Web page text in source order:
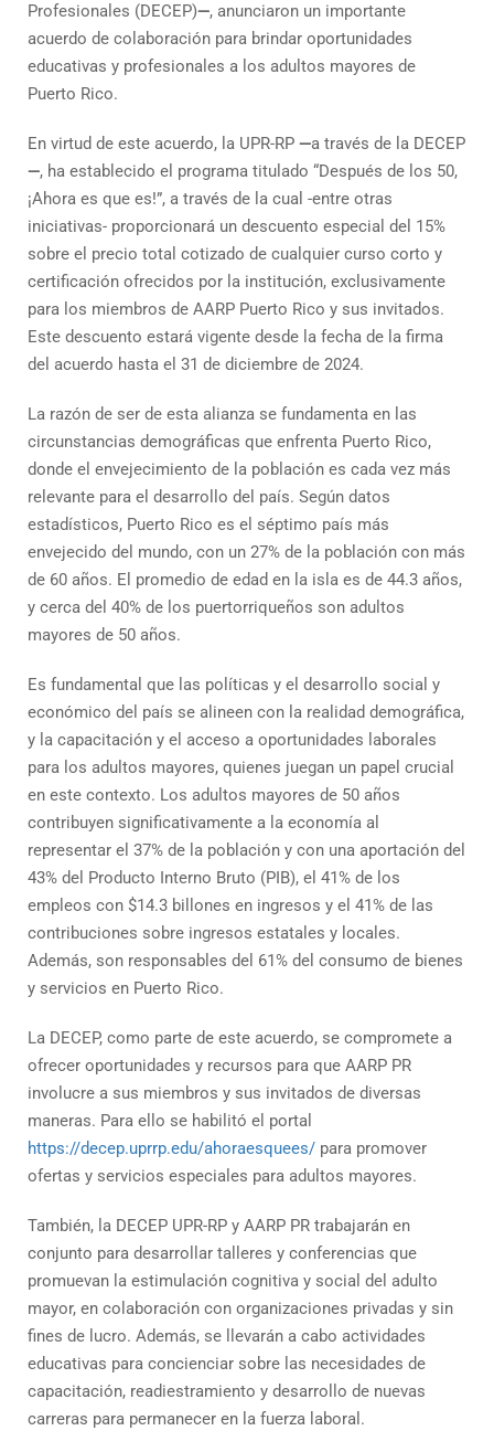
Profesionales (DECEP)—, anunciaron un importante
acuerdo de colaboración para brindar oportunidades
educativas y profesionales a los adultos mayores de
Puerto Rico.
En virtud de este acuerdo, la UPR-RP —a través de la DECEP
—, ha establecido el programa titulado “Después de los 50,
¡Ahora es que es!”, a través de la cual -entre otras
iniciativas- proporcionará un descuento especial del 15%
sobre el precio total cotizado de cualquier curso corto y
certificación ofrecidos por la institución, exclusivamente
para los miembros de AARP Puerto Rico y sus invitados.
Este descuento estará vigente desde la fecha de la firma
del acuerdo hasta el 31 de diciembre de 2024.
La razón de ser de esta alianza se fundamenta en las
circunstancias demográficas que enfrenta Puerto Rico,
donde el envejecimiento de la población es cada vez más
relevante para el desarrollo del país. Según datos
estadísticos, Puerto Rico es el séptimo país más
envejecido del mundo, con un 27% de la población con más
de 60 años. El promedio de edad en la isla es de 44.3 años,
y cerca del 40% de los puertorriqueños son adultos
mayores de 50 años.
Es fundamental que las políticas y el desarrollo social y
económico del país se alineen con la realidad demográfica,
y la capacitación y el acceso a oportunidades laborales
para los adultos mayores, quienes juegan un papel crucial
en este contexto. Los adultos mayores de 50 años
contribuyen significativamente a la economía al
representar el 37% de la población y con una aportación del
43% del Producto Interno Bruto (PIB), el 41% de los
empleos con $14.3 billones en ingresos y el 41% de las
contribuciones sobre ingresos estatales y locales.
Además, son responsables del 61% del consumo de bienes
y servicios en Puerto Rico.
La DECEP, como parte de este acuerdo, se compromete a
ofrecer oportunidades y recursos para que AARP PR
involucre a sus miembros y sus invitados de diversas
maneras. Para ello se habilitó el portal
https://decep.uprrp.edu/ahoraesquees/ para promover
ofertas y servicios especiales para adultos mayores.
También, la DECEP UPR-RP y AARP PR trabajarán en
conjunto para desarrollar talleres y conferencias que
promuevan la estimulación cognitiva y social del adulto
mayor, en colaboración con organizaciones privadas y sin
fines de lucro. Además, se llevarán a cabo actividades
educativas para concienciar sobre las necesidades de
capacitación, readiestramiento y desarrollo de nuevas
carreras para permanecer en la fuerza laboral.